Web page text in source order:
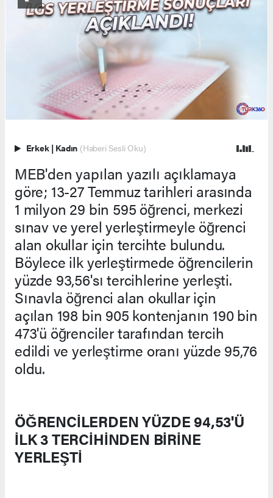
Erkek | Kadın (Haberi Sesli Oku)
MEB'den yapılan yazılı açıklamaya
göre; 13-27 Temmuz tarihleri arasında
1 milyon 29 bin 595 öğrenci, merkezi
sınav ve yerel yerleştirmeyle öğrenci
alan okullar için tercihte bulundu.
Böylece ilk yerleştirmede öğrencilerin
yüzde 93,56'sı tercihlerine yerleşti.
Sınavla öğrenci alan okullar için
açılan 198 bin 905 kontenjanın 190 bin
473'ü öğrenciler tarafından tercih
edildi ve yerleştirme oranı yüzde 95,76
oldu.
ÖĞRENCİLERDEN YÜZDE 94,53'Ü
İLK 3 TERCİHİNDEN BİRİNE
YERLEŞTİ